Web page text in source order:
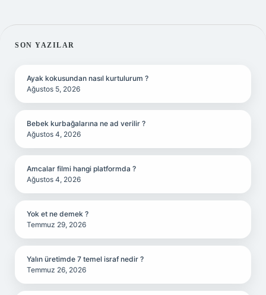
SIDEBAR
SON YAZILAR
Ayak kokusundan nasıl kurtulurum ?
Ağustos 5, 2026
Bebek kurbağalarına ne ad verilir ?
Ağustos 4, 2026
Amcalar filmi hangi platformda ?
Ağustos 4, 2026
Yok et ne demek ?
Temmuz 29, 2026
Yalın üretimde 7 temel israf nedir ?
Temmuz 26, 2026